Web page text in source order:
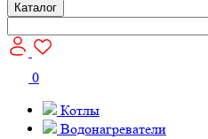
Каталог
0
Котлы
Водонагреватели